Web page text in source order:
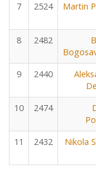
7 2524 Martin
8 2482
9 2440
10 2474
11 2432 Nikola